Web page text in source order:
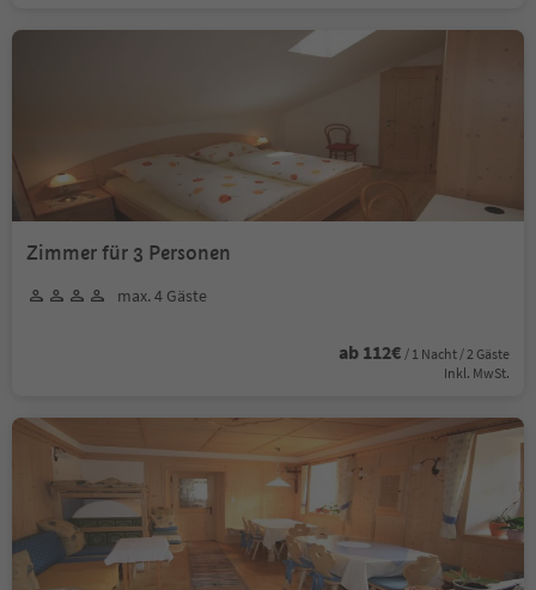
Zimmer für 3 Personen
max. 4 Gäste
ab 112€ / 1 Nacht / 2 Gäste
Inkl. MwSt.